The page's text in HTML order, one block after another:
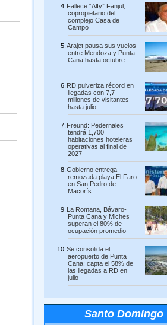
Fallece “Alfy” Fanjul,
copropietario del
complejo Casa de
Campo
Arajet pausa sus vuelos
entre Mendoza y Punta
Cana hasta octubre
RD pulveriza récord en
llegadas con 7,7
millones de visitantes
hasta julio
Freund: Pedernales
tendrá 1,700
habitaciones hoteleras
operativas al final de
2027
Gobierno entrega
remozada playa El Faro
en San Pedro de
Macorís
La Romana, Bávaro-
Punta Cana y Miches
superan el 80% de
ocupación promedio
Se consolida el
aeropuerto de Punta
Cana: capta el 58% de
las llegadas a RD en
julio
Santo Domingo